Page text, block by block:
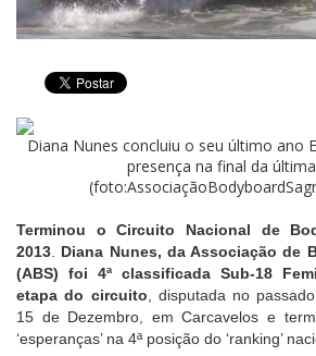
Diana Nunes concluiu o seu último ano
presença na final da
Terminou o Circuito Nacional de
2013
Diana Nunes, da Associação de
(ABS) foi 4ª classificada Sub-18
etapa do circuito , disputada no
15 de Dezembro, em Carcavelos e
‘esperanças’ na 4ª posição do ‘ranking’